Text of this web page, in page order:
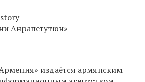
Анрапетутюн»
издаётся армянским